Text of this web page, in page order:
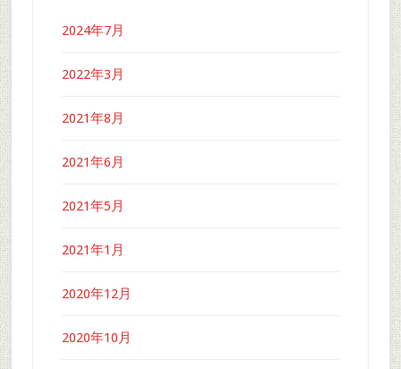
2024年7月
2022年3月
2021年8月
2021年6月
2021年5月
2021年1月
2020年12月
2020年10月